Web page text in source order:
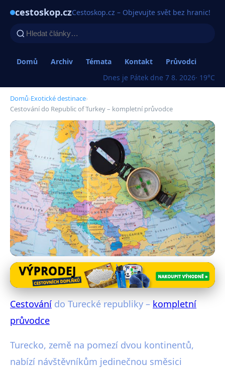
cestoskop.czCestoskop.cz – Objevujte svět bez hranic!
Domů Archiv Témata Kontakt
Průvodci
Dnes je Pátek dne 7 8. 2026· 19°C
Domů›Exotické destinace›
Cestování do Republic of Turkey – kompletní průvodce
Exotické destinace
Cestování do Republic of Turkey
– kompletní průvodce
Cestování do Turecké republiky – kompletní
průvodce
Turecko, země na pomezí dvou kontinentů,
nabízí návštěvníkům jedinečnou směsici